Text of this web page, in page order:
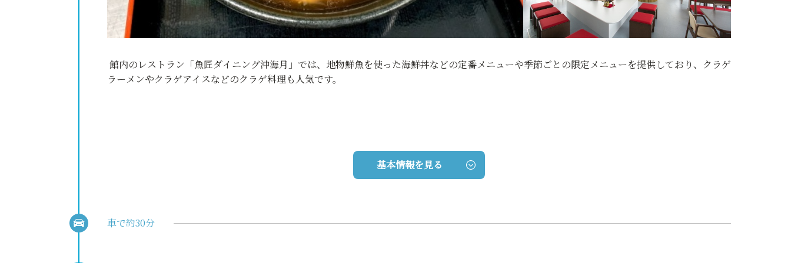
館内のレストラン「魚匠ダイニング沖海月」では、地物鮮魚を使った海鮮丼などの定番メニューや季節ごとの限定メニューを提供しており、クラゲ
ラーメンやクラゲアイスなどのクラゲ料理も人気です。
基本情報を見る
車で約30分